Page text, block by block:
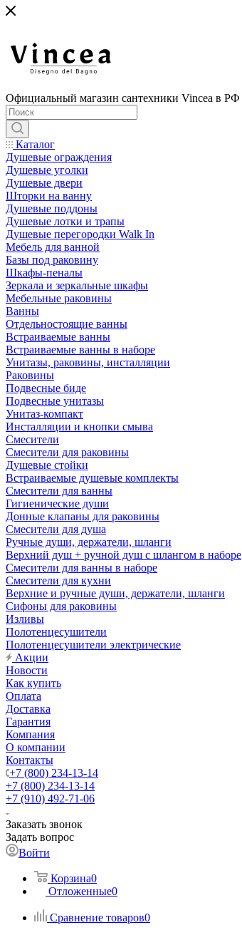
Официальный магазин сантехники Vincea в РФ
Каталог
Душевые ограждения
Душевые уголки
Душевые двери
Шторки на ванну
Душевые поддоны
Душевые лотки и трапы
Душевые перегородки Walk In
Мебель для ванной
Базы под раковину
Шкафы-пеналы
Зеркала и зеркальные шкафы
Мебельные раковины
Ванны
Отдельностоящие ванны
Встраиваемые ванны
Встраиваемые ванны в наборе
Унитазы, раковины, инсталляции
Раковины
Подвесные биде
Подвесные унитазы
Унитаз-компакт
Инсталляции и кнопки смыва
Смесители
Смесители для раковины
Душевые стойки
Встраиваемые душевые комплекты
Смесители для ванны
Гигиенические души
Донные клапаны для раковины
Смесители для душа
Ручные души, держатели, шланги
Верхний душ + ручной душ с шлангом в наборе
Смесители для ванны в наборе
Смесители для кухни
Верхние и ручные души, держатели, шланги
Сифоны для раковины
Изливы
Полотенцесушители
Полотенцесушители электрические
Акции
Новости
Как купить
Оплата
Доставка
Гарантия
Компания
О компании
Контакты
+7 (800) 234-13-14
+7 (800) 234-13-14
+7 (910) 492-71-06
Заказать звонок
Задать вопрос
Войти
Корзина0
Отложенные0
Сравнение товаров0